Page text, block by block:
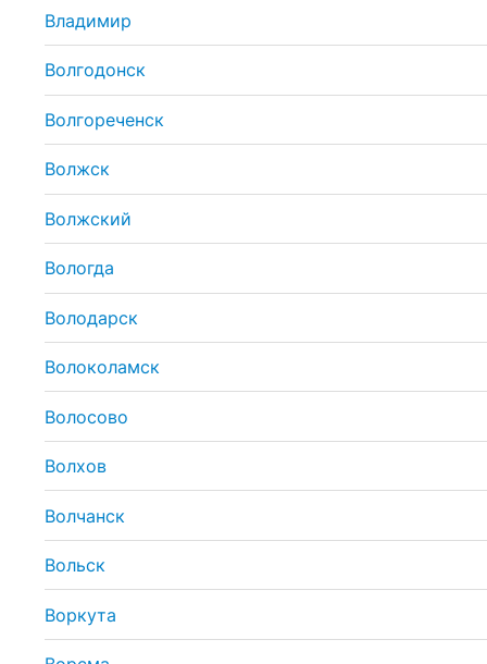
Владимир
Волгодонск
Волгореченск
Волжск
Волжский
Вологда
Володарск
Волоколамск
Волосово
Волхов
Волчанск
Вольск
Воркута